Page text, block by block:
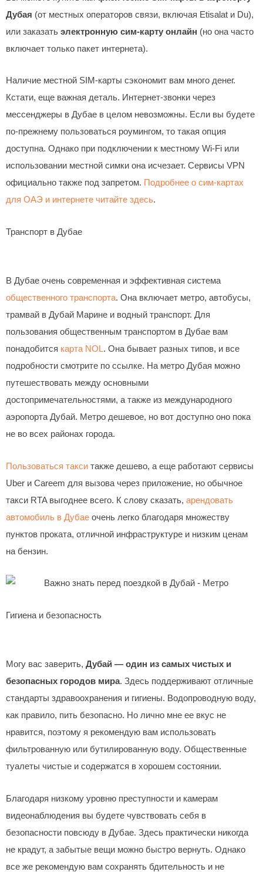
Дубая (от местных операторов связи, включая Etisalat и Du),
или заказать электронную сим-карту онлайн (но она часто
включает только пакет интернета).
Наличие местной SIM-карты сэкономит вам много денег.
Кстати, еще важная деталь. Интернет-звонки через
мессенджеры в Дубае в целом невозможны. Если вы будете
по-прежнему пользоваться роумингом, то такая опция
доступна. Однако при подключении к местному Wi-Fi или
использовании местной симки она исчезает. Сервисы VPN
официально также под запретом. Подробнее о сим-картах
для ОАЭ и интернете читайте здесь.
Транспорт в Дубае
В Дубае очень современная и эффективная система
общественного транспорта. Она включает метро, автобусы,
трамвай в Дубай Марине и водный транспорт. Для
пользования общественным транспортом в Дубае вам
понадобится карта NOL. Она бывает разных типов, и все
подробности смотрите по ссылке. На метро Дубая можно
путешествовать между основными
достопримечательностями, а также из международного
аэропорта Дубай. Метро дешевое, но вот доступно оно пока
не во всех районах города.
Пользоваться такси также дешево, а еще работают сервисы
Uber и Careem для вызова через приложение, но обычное
такси RTA выгоднее всего. К слову сказать, арендовать
автомобиль в Дубае очень легко благодаря множеству
пунктов проката, отличной инфраструктуре и низким ценам
на бензин.
Гигиена и безопасность
Могу вас заверить, Дубай — один из самых чистых и
безопасных городов мира. Здесь поддерживают отличные
стандарты здравоохранения и гигиены. Водопроводную воду,
как правило, пить безопасно. Но лично мне ее вкус не
нравится, поэтому я рекомендую вам использовать
фильтрованную или бутилированную воду. Общественные
туалеты чистые и содержатся в хорошем состоянии.
Благодаря низкому уровню преступности и камерам
видеонаблюдения вы будете чувствовать себя в
безопасности повсюду в Дубае. Здесь практически никогда
не крадут, а забытые вещи можно быстро вернуть. Однако
все же рекомендую вам сохранять бдительность и не